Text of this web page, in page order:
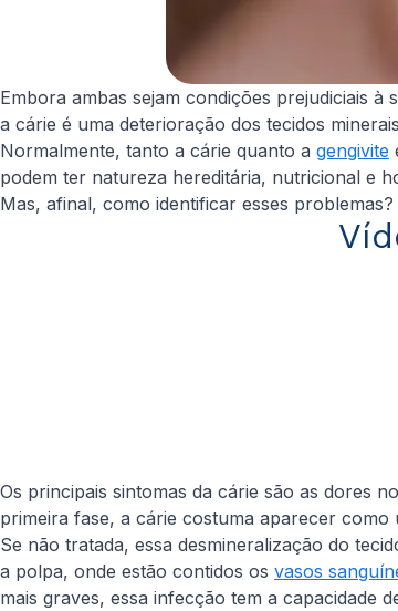
Embora ambas sejam condições prejudiciais
a cárie é uma deterioração dos tecidos
Normalmente, tanto a cárie quanto a gengivite
podem ter natureza hereditária, nutricional e
Mas, afinal, como identificar esses
Os principais sintomas da cárie são as dores
primeira fase, a cárie costuma aparecer
Se não tratada, essa desmineralização do
a polpa, onde estão contidos os vasos
mais graves, essa infecção tem a capacidade